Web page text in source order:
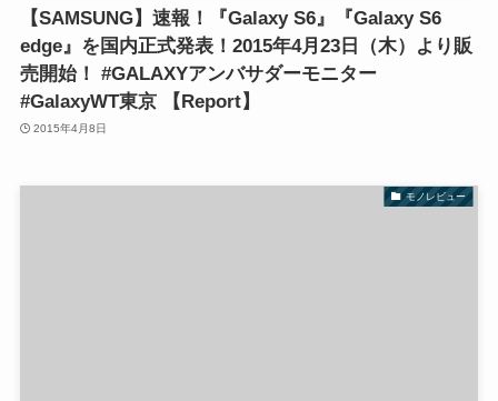
【SAMSUNG】速報！『Galaxy S6』『Galaxy S6
edge』を国内正式発表！2015年4月23日（木）より販
売開始！ #GALAXYアンバサダーモニター
#GalaxyWT東京 【Report】
2015年4月8日
モノレビュー